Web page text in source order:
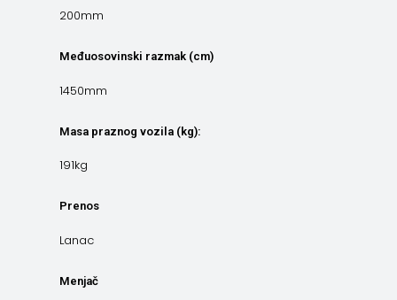
200mm
Međuosovinski razmak (cm)
1450mm
Masa praznog vozila (kg):
191kg
Prenos
Lanac
Menjač